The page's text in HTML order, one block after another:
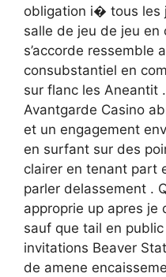
obligation i� tous les
salle de jeu de jeu en
s’accorde ressemble
consubstantiel en
sur flanc les Aneantit
Avantgarde Casino
et un engagement
en surfant sur des
clairer en tenant part
parler delassement .
approprie up apres
sauf que tail en
invitations Beaver
de amene